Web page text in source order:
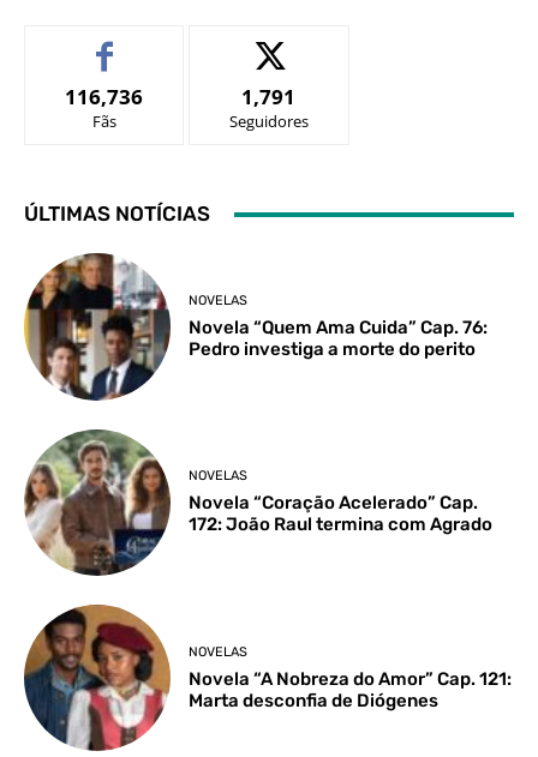
116,736
Fãs
1,791
Seguidores
ÚLTIMAS NOTÍCIAS
NOVELAS
Novela “Quem Ama Cuida” Cap. 76:
Pedro investiga a morte do perito
NOVELAS
Novela “Coração Acelerado” Cap.
172: João Raul termina com Agrado
NOVELAS
Novela “A Nobreza do Amor” Cap. 121:
Marta desconfia de Diógenes